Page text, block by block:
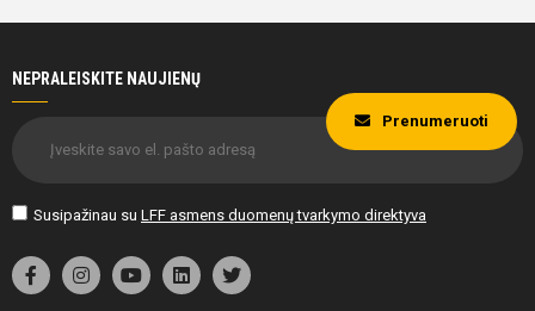
NEPRALEISKITE NAUJIENŲ
Susipažinau su LFF asmens duomenų tvarkymo direktyva
Prenumeruoti